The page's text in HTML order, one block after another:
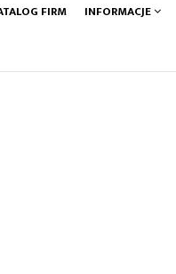
FIRM INFORMACJE